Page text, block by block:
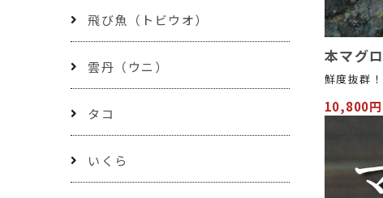
本マグ
鮮度抜群
10,800
飛び魚（トビウオ）
雲丹（ウニ）
タコ
いくら